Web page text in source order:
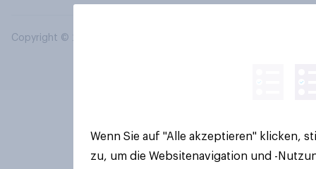
Copyright © 2026 YouGov PLC. Alle Rechte vorbehalten.
Wenn Sie auf "Alle akzeptieren" klicken,
zu, um die Websitenavigation und -